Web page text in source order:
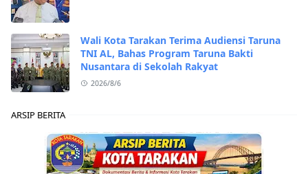
Wali Kota Tarakan Terima Audiensi Taruna
TNI AL, Bahas Program Taruna Bakti
Nusantara di Sekolah Rakyat
2026/8/6
ARSIP BERITA